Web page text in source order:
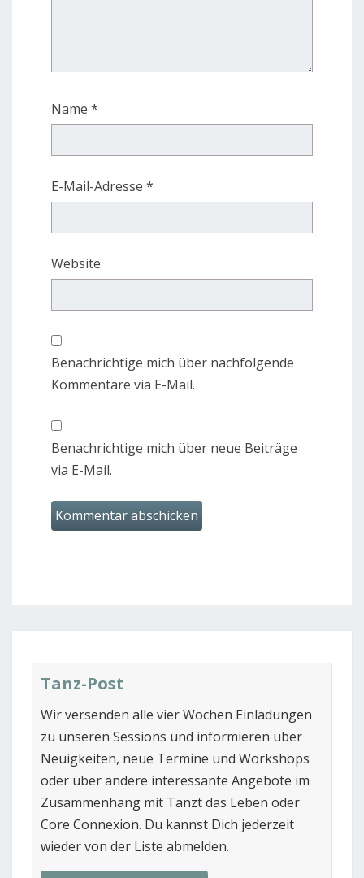
Name *
E-Mail-Adresse *
Website
Benachrichtige mich über nachfolgende
Kommentare via E-Mail.
Benachrichtige mich über neue Beiträge
via E-Mail.
Tanz-Post
Wir versenden alle vier Wochen Einladungen
zu unseren Sessions und informieren über
Neuigkeiten, neue Termine und Workshops
oder über andere interessante Angebote im
Zusammenhang mit Tanzt das Leben oder
Core Connexion. Du kannst Dich jederzeit
wieder von der Liste abmelden.